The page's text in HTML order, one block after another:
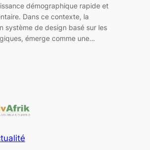
démographique rapide et
Dans ce contexte, la
système de design basé sur les
émerge comme une…